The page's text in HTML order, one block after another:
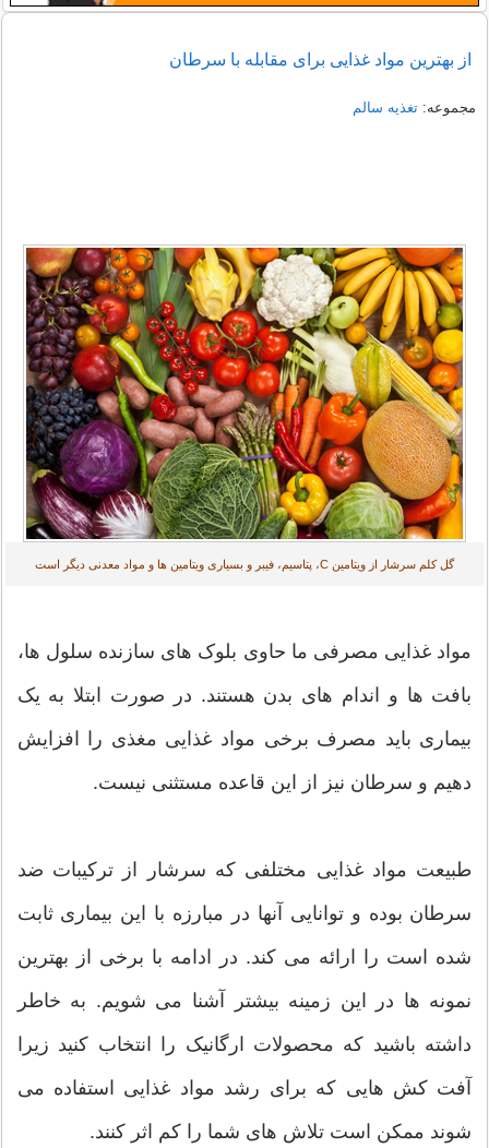
از بهترین مواد غذایی برای مقابله با سرطان
مجموعه:تغذیه سالم
گل کلم سرشار از ویتامین C، پتاسیم، فیبر و بسیاری ویتامین ها و مواد معدنی دیگر است
مواد غذایی مصرفی ما حاوی بلوک های سازنده سلول ها،
بافت ها و اندام های بدن هستند. در صورت ابتلا به یک
بیماری باید مصرف برخی مواد غذایی مغذی را افزایش
دهیم و سرطان نیز از این قاعده مستثنی نیست.
طبیعت مواد غذایی مختلفی که سرشار از ترکیبات ضد
سرطان بوده و توانایی آنها در مبارزه با این بیماری ثابت
شده است را ارائه می کند. در ادامه با برخی از بهترین
نمونه ها در این زمینه بیشتر آشنا می شویم. به خاطر
داشته باشید که محصولات ارگانیک را انتخاب کنید زیرا
آفت کش هایی که برای رشد مواد غذایی استفاده می
شوند ممکن است تلاش های شما را کم اثر کنند.